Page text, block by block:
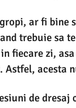
ar fi bine
trebuie sa
fiecare zi,
acesta
de dresaj